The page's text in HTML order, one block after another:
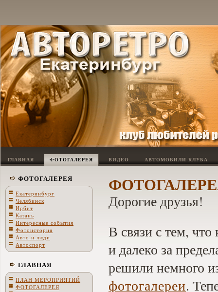
ГЛАВНАЯ ФОТОГАЛЕРЕЯ ВИДЕО АВТОМОБИЛИ КЛУБА
ФОТОГАЛЕРЕЯ
Екатеринбург
Челябинск
Ирбит
Казань
Интересные события
Фотоистория
Авто и люди
Автоспорт
ГЛАВНАЯ
ПЛАН МЕРОПРИЯТИЙ
ФОТОГАЛЕРЕЯ
Дорогие друзья!
В связи с тем, что
и далеко за
решили немного
фотогалереи.